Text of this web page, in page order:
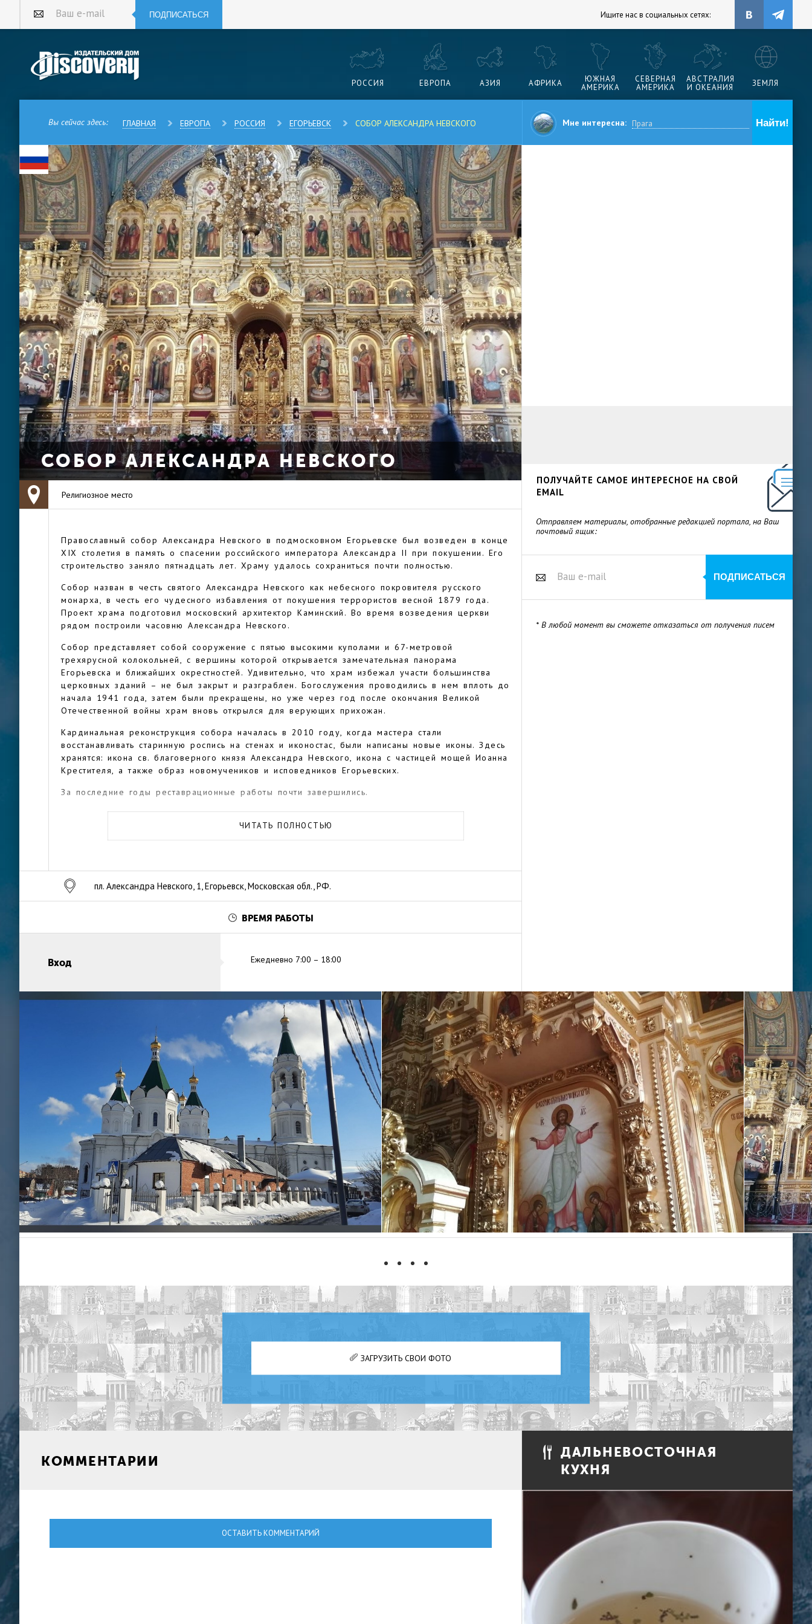
Ваш e-mail ПОДПИСАТЬСЯ Ищите нас в социальных сетях:
РОССИЯ ЕВРОПА АЗИЯ АФРИКА
ЮЖНАЯ
АМЕРИКА
СЕВЕРНАЯ
АМЕРИКА
АВСТРАЛИЯ
И ОКЕАНИЯ
ЗЕМЛЯ
Вы сейчас здесь: ГЛАВНАЯ ЕВРОПА РОССИЯ ЕГОРЬЕВСК СОБОР АЛЕКСАНДРА НЕВСКОГО Мне интересна:
СОБОР АЛЕКСАНДРА НЕВСКОГО
Религиозное место
Православный собор Александра Невского в подмосковном Егорьевске был возведен в конце
XIX столетия в память о спасении российского императора Александра II при покушении. Его
строительство заняло пятнадцать лет. Храму удалось сохраниться почти полностью.
Собор назван в честь святого Александра Невского как небесного покровителя русского
монарха, в честь его чудесного избавления от покушения террористов весной 1879 года.
Проект храма подготовил московский архитектор Каминский. Во время возведения церкви
рядом построили часовню Александра Невского.
Собор представляет собой сооружение с пятью высокими куполами и 67-метровой
трехярусной колокольней, с вершины которой открывается замечательная панорама
Егорьевска и ближайших окрестностей. Удивительно, что храм избежал участи большинства
церковных зданий – не был закрыт и разграблен. Богослужения проводились в нем вплоть до
начала 1941 года, затем были прекращены, но уже через год после окончания Великой
Отечественной войны храм вновь открылся для верующих прихожан.
Кардинальная реконструкция собора началась в 2010 году, когда мастера стали
восстанавливать старинную роспись на стенах и иконостас, были написаны новые иконы. Здесь
хранятся: икона св. благоверного князя Александра Невского, икона с частицей мощей Иоанна
Крестителя, а также образ новомучеников и исповедников Егорьевских.
За последние годы реставрационные работы почти завершились.
Сегодня при церкви действуют воскресная школа, библиотека, православное общество
хоругвеносцев, церковный хор. Службы совершаются ежедневно. Туристы также стараются
побывать в красивейшем соборе Александра Невского при поездках в Егорьевск.
ЧИТАТЬ ПОЛНОСТЬЮ
пл. Александра Невского, 1, Егорьевск, Московская обл., РФ.
ВРЕМЯ РАБОТЫ
Вход Ежедневно 7:00 – 18:00
ПОЛУЧАЙТЕ САМОЕ ИНТЕРЕСНОЕ НА СВОЙ
EMAIL
Отправляем материалы, отобранные редакцией портала, на Ваш
почтовый ящик:
* В любой момент вы сможете отказаться от получения писем
ЗАГРУЗИТЬ СВОИ ФОТО
КОММЕНТАРИИ
ОСТАВИТЬ КОММЕНТАРИЙ
ДАЛЬНЕВОСТОЧНАЯ
КУХНЯ